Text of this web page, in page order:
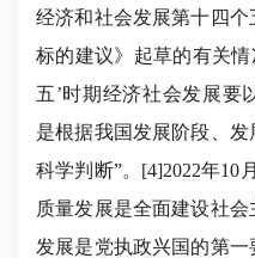
经济和社会发展第十四个
标的建议》起草的有关情
五’时期经济社会发展要
是根据我国发展阶段、
科学判断”。[4]2022年10
质量发展是全面建设社会
发展是党执政兴国的第